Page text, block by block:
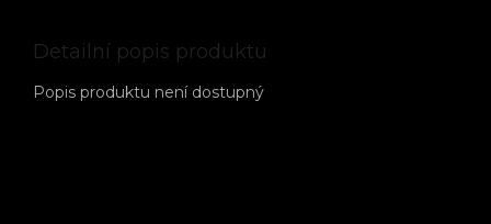
Detailní popis produktu
Popis produktu není dostupný